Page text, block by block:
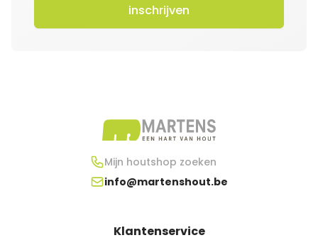
inschrijven
Mijn houtshop zoeken
info@martenshout.be
Klantenservice